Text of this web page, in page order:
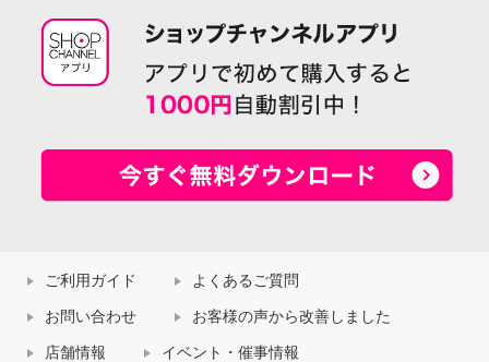
ご利用ガイド よくあるご質問
お問い合わせ お客様の声から改善しました
店舗情報 イベント・催事情報